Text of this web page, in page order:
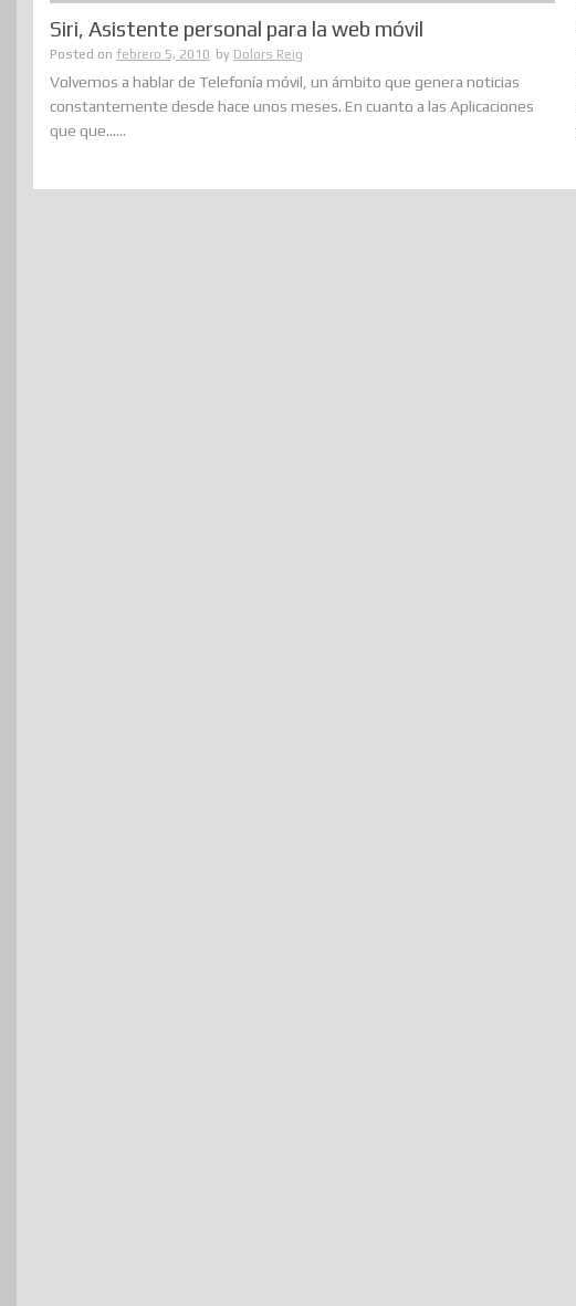
Siri, Asistente personal para la web móvil
Posted on febrero 5, 2010 by Dolors Reig
Volvemos a hablar de Telefonía móvil, un ámbito que genera noticias
constantemente desde hace unos meses. En cuanto a las Aplicaciones
que que......